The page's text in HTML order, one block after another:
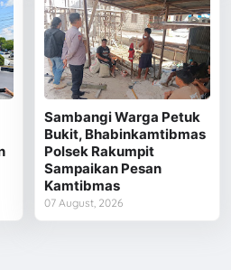
Sambangi Warga Petuk
Bukit, Bhabinkamtibmas
Polsek Rakumpit
Sampaikan Pesan
Kamtibmas
07 August, 2026